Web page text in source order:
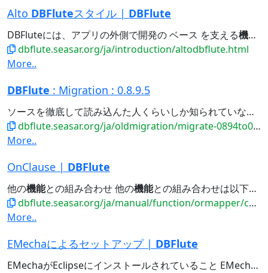
Alto DBFluteスタイル | DBFlute
DBFluteには、アプリの外側で開発の ベース を支える機能
dbflute.seasar.org/ja/introduction/altodbflute.html
More..
DBFlute : Migration : 0.8.9.5
ソースを徹底して読み込んた人くらいしか知られていない
dbflute.seasar.org/ja/oldmigration/migrate-0894to0895.html
More..
OnClause | DBFlute
他の機能との組み合わせ 他の機能との組み合わせは以下の通りです。 OrScopeQuery...実装の流れ メソッド仕様 リレーションに対してのみ利用 他の
dbflute.seasar.org/ja/manual/function/ormapper/conditionbean/query/onclause.html
More..
EMechaによるセットアップ | DBFlute
EMechaがEclipseにインストールされていること EMechaはDBFluteの支援